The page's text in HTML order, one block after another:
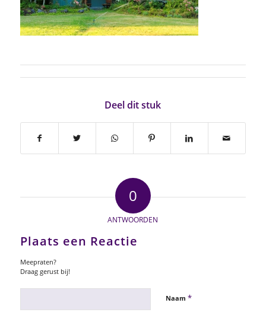
Deel dit stuk
0
ANTWOORDEN
Plaats een Reactie
Meepraten?
Draag gerust bij!
Naam *